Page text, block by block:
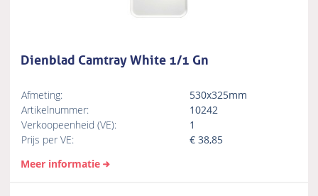
Dienblad Camtray White 1/1 Gn
Afmeting:
530x325mm
Artikelnummer:
10242
Verkoopeenheid (VE):
1
Prijs per VE:
€38,85
Meer informatie